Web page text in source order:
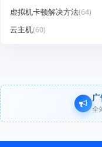
虚拟机卡顿解决方法(64)
云主机(60)
全